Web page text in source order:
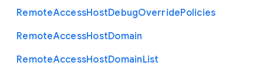
RemoteAccessHostDebugOverridePolicies
RemoteAccessHostDomain
RemoteAccessHostDomainList